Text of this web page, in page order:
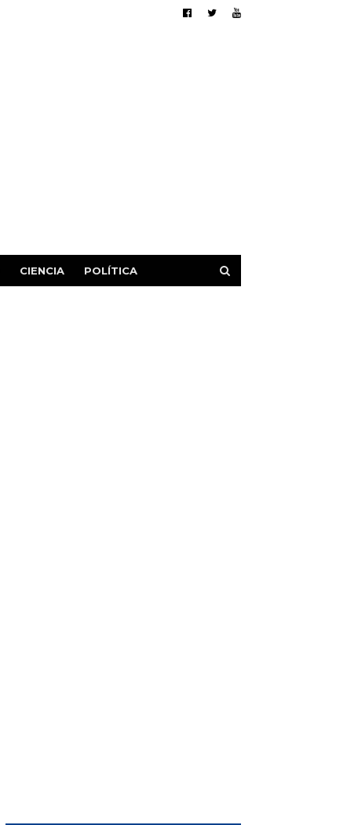
CIENCIA POLÍTICA